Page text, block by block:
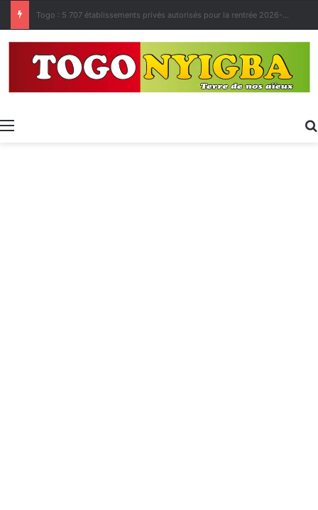
Made in Togo 2026 : un bilan positif qui prépare le terrain pour la Foire Internationale de Lomé
Menu